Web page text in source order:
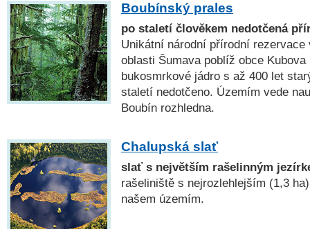
Boubínský prales
po staletí člověkem nedotčená
Unikátní národní přírodní rezervace
oblasti Šumava poblíž obce
bukosmrkové jádro s až 400 let
staletí nedotčeno. Územím vede
Boubín rozhledna.
Chalupská slať
slať s největším rašelinným
rašeliniště s nejrozlehlejším (1,3
našem územím.